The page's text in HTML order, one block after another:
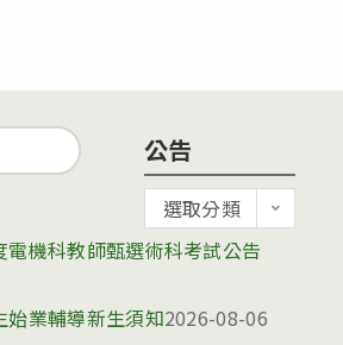
公告
告
選取分類
機科教師甄選術科考試公告
始業輔導新生須知2026-08-06